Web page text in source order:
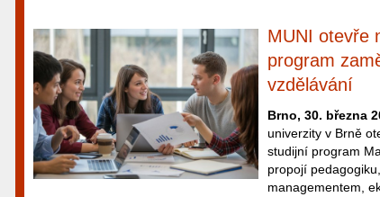
MUNI otevře
program
vzdělávání
Brno, 30. března
univerzity v Brně
studijní program
propojí
managementem,